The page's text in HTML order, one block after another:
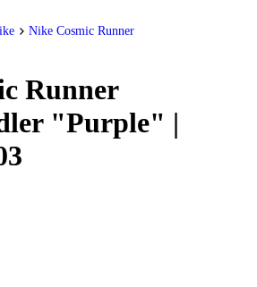
Nike Cosmic Runner
Runner
"Purple" |